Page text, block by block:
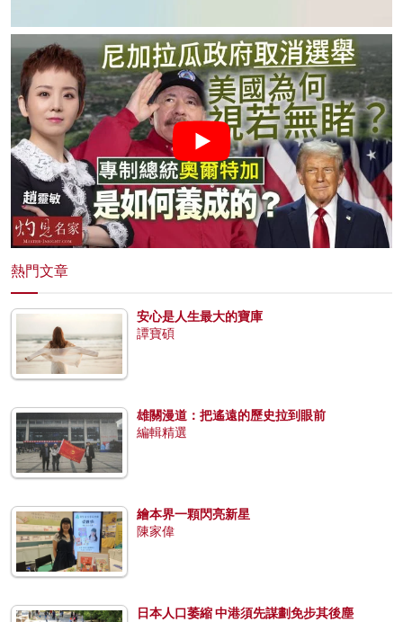
熱門文章
安心是人生最大的寶庫
譚寶碩
雄關漫道：把遙遠的歷史拉到眼前
編輯精選
繪本界一顆閃亮新星
陳家偉
日本人口萎縮 中港須先謀劃免步其後塵